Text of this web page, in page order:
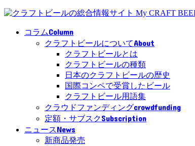
コラムColumn
クラフトビールについてAbout
クラフトビールとは
クラフトビールの種類
日本のクラフトビールの歴史
国際コンペで受賞したビール
クラフトビール用語集
クラウドファンディングcrowdfunding
定額・サブスクSubscription
ニュースNews
新商品発売